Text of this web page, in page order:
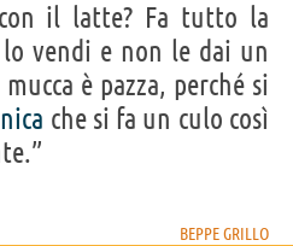
il latte? Fa tutto la
vendi e non le dai un
è pazza, perché si
che si fa un culo così
BEPPE GRILLO